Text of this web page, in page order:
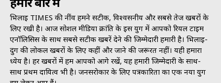
भिलाई TIMES की नींव हमने सटीक, विश्वसनीय और सबसे तेज खबरों के
लिए रखी है। आज सोशल मीडिया क्रांति के इस युग में आपको रियल टाइम
एनॉलिसिस के साथ सबसे सटीक खबरें देने की जिम्मेदारी हमारी है। भिलाई-
दुर्ग की लोकल खबरों के लिए कहीं और जाने की जरूरत नहीं। यही हमारा
ध्येय है। हर खबरों में हम आपको आगे रखें, यह हमारी जिम्मेदारी के साथ-
साथ प्रथम दायित्व भी है। जनसराेकार के लिए पत्रकारिता का एक नया युग